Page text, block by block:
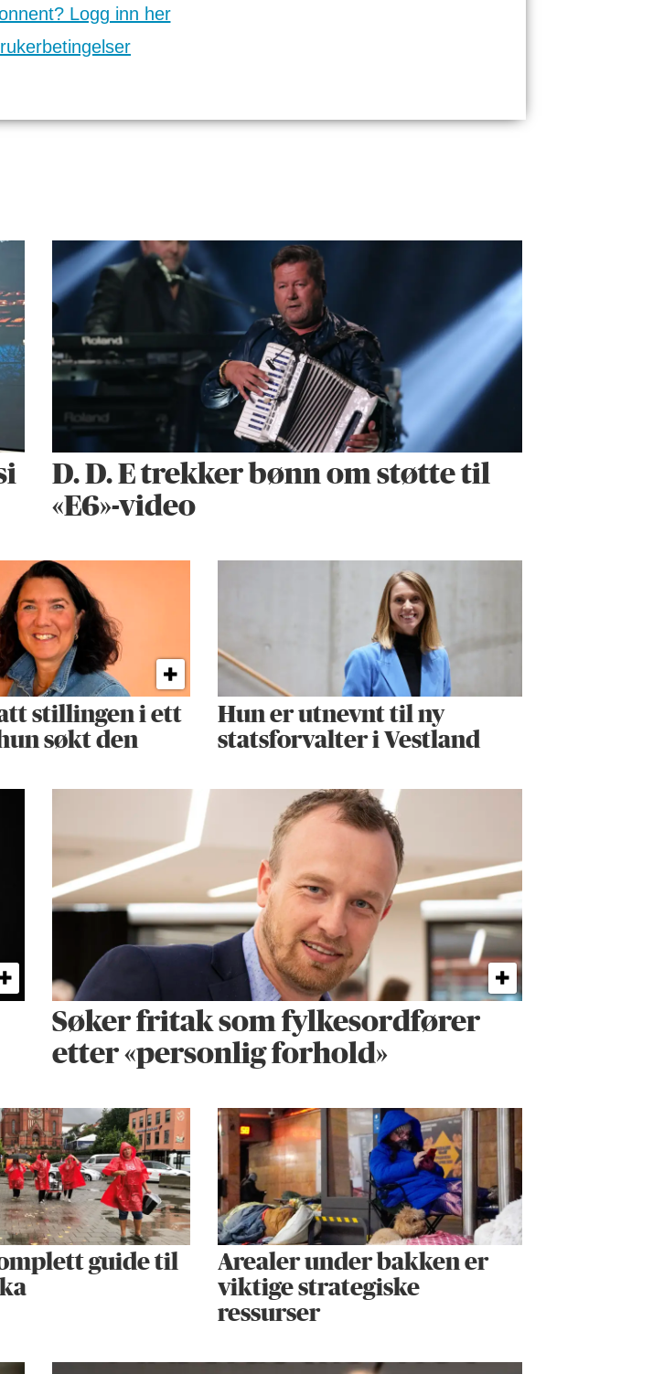
Logg inn her
D. D. E trekker bønn om støtte til
«E6»-video
stillingen i ett
søkt den
Hun er utnevnt til ny
statsforvalter i Vestland
Søker fritak som fylkes­ordfører
etter «personlig forhold»
guide til
Arealer under bakken er
viktige strategiske
ressurser